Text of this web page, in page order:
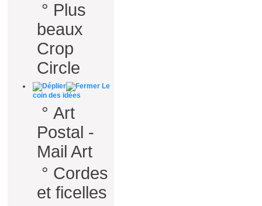
° Plus
beaux
Crop
Circle
Le
coin des idées
° Art
Postal -
Mail Art
° Cordes
et ficelles